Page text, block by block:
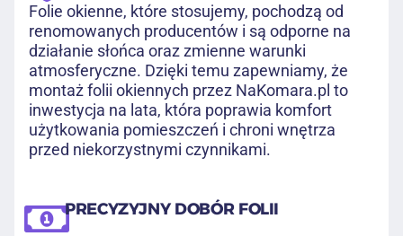
Folie okienne, które stosujemy, pochodzą od
renomowanych producentów i są odporne na
działanie słońca oraz zmienne warunki
atmosferyczne. Dzięki temu zapewniamy, że
montaż folii okiennych przez NaKomara.pl to
inwestycja na lata, która poprawia komfort
użytkowania pomieszczeń i chroni wnętrza
przed niekorzystnymi czynnikami.
PRECYZYJNY DOBÓR FOLII